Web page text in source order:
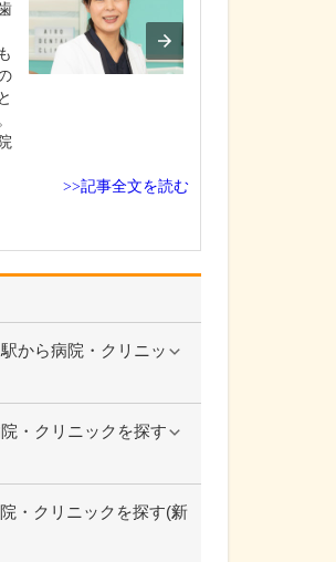
から病院・クリニッ
・クリニックを探す
・クリニックを探す(新
>>記事全文を読む